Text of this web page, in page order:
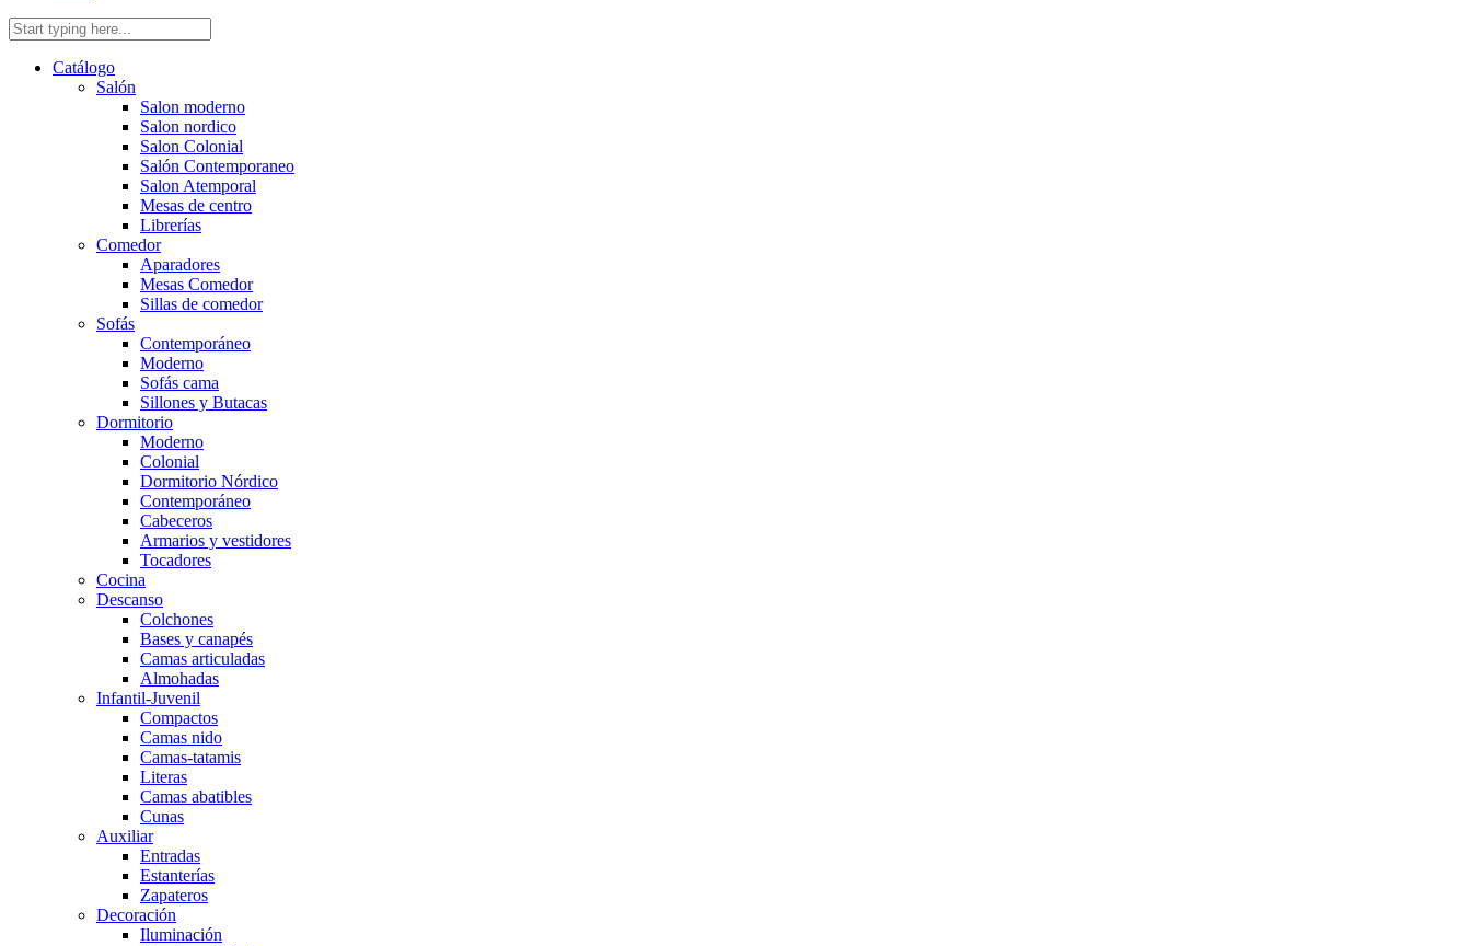
Catálogo
Salón
Salon moderno
Salon nordico
Salon Colonial
Salón Contemporaneo
Salon Atemporal
Mesas de centro
Librerías
Comedor
Aparadores
Mesas Comedor
Sillas de comedor
Sofás
Contemporáneo
Moderno
Sofás cama
Sillones y Butacas
Dormitorio
Moderno
Colonial
Dormitorio Nórdico
Contemporáneo
Cabeceros
Armarios y vestidores
Tocadores
Cocina
Descanso
Colchones
Bases y canapés
Camas articuladas
Almohadas
Infantil-Juvenil
Compactos
Camas nido
Camas-tatamis
Literas
Camas abatibles
Cunas
Auxiliar
Entradas
Estanterías
Zapateros
Decoración
Iluminación